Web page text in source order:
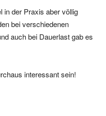
in der Praxis aber völlig
bei verschiedenen
auch bei Dauerlast gab es
interessant sein!